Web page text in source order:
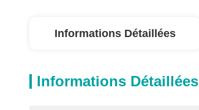
Informations Détaillées
Informations Détaillées